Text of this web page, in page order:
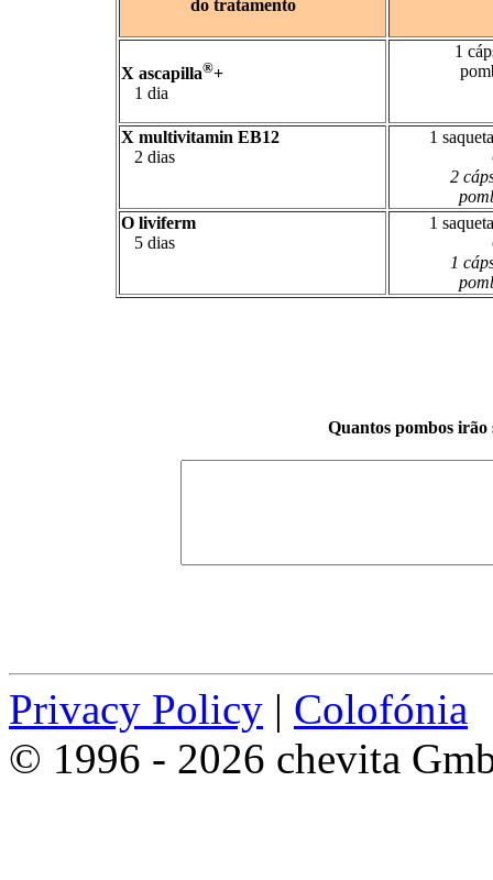
do tratamento
X ascapilla®+
1 dia
1
X multivitamin EB12
2 dias
1
2
O liviferm
5 dias
1
1
Quantos pombos
Privacy Policy | Colofónia
© 1996 - 2026 chevita